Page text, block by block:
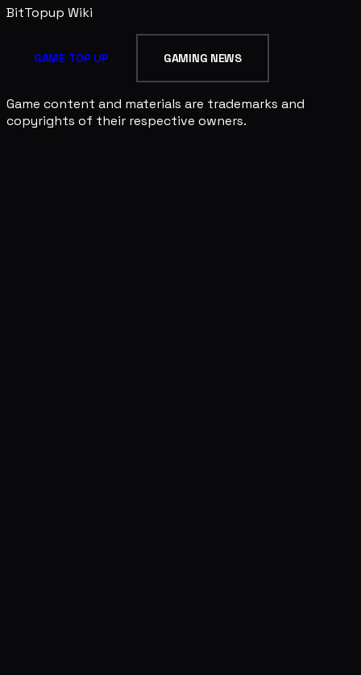
BitTopup Wiki
GAME TOP UP GAMING NEWS
Game content and materials are trademarks and
copyrights of their respective owners.